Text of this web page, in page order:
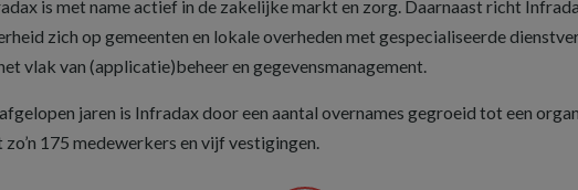
is met name actief in de zakelijke markt en zorg. Daarnaast richt
zich op gemeenten en lokale overheden met gespecialiseerde
vlak van (applicatie)beheer en gegevensmanagement.
jaren is Infradax door een aantal overnames gegroeid tot een
zo’n 175 medewerkers en vijf vestigingen.